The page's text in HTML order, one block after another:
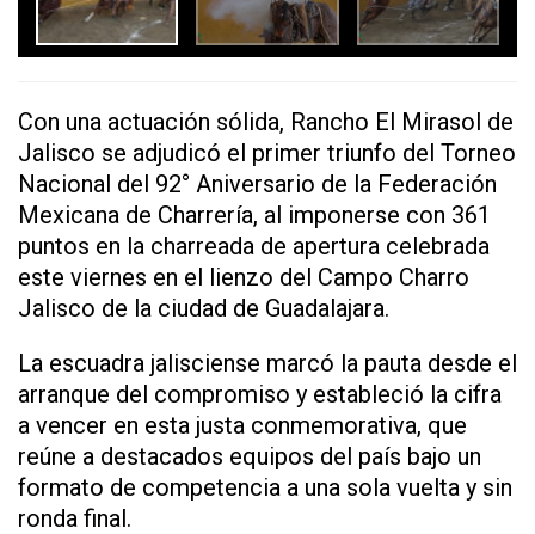
Con una actuación sólida, Rancho El Mirasol de
Jalisco se adjudicó el primer triunfo del Torneo
Nacional del 92° Aniversario de la Federación
Mexicana de Charrería, al imponerse con 361
puntos en la charreada de apertura celebrada
este viernes en el lienzo del Campo Charro
Jalisco de la ciudad de Guadalajara.
La escuadra jalisciense marcó la pauta desde el
arranque del compromiso y estableció la cifra
a vencer en esta justa conmemorativa, que
reúne a destacados equipos del país bajo un
formato de competencia a una sola vuelta y sin
ronda final.